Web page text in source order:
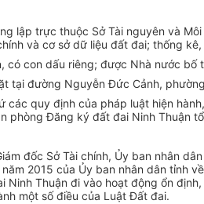
lập trực thuộc Sở Tài nguyên và
và cơ sở dữ liệu đất đai; thống
con dấu riêng; được Nhà nước
tại đường Nguyễn Đức Cảnh,
các quy định của pháp luật hiện
phòng Đăng ký đất đai Ninh Thuận
đốc Sở Tài chính, Ủy ban nhân
năm 2015 của Ủy ban nhân dân tỉnh
Thuận đi vào hoạt động ổn
một số điều của Luật Đất đai.